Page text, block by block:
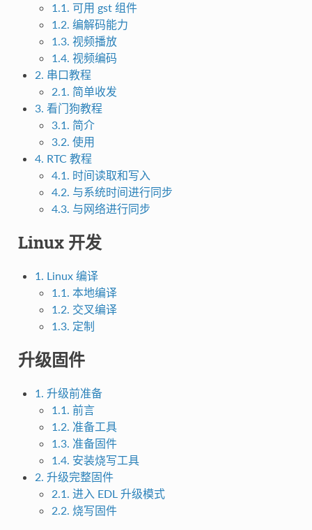
1.1. 可用 gst 组件
1.2. 编解码能力
1.3. 视频播放
1.4. 视频编码
2. 串口教程
2.1. 简单收发
3. 看门狗教程
3.1. 简介
3.2. 使用
4. RTC 教程
4.1. 时间读取和写入
4.2. 与系统时间进行同步
4.3. 与网络进行同步
Linux 开发
1. Linux 编译
1.1. 本地编译
1.2. 交叉编译
1.3. 定制
升级固件
1. 升级前准备
1.1. 前言
1.2. 准备工具
1.3. 准备固件
1.4. 安装烧写工具
2. 升级完整固件
2.1. 进入 EDL 升级模式
2.2. 烧写固件